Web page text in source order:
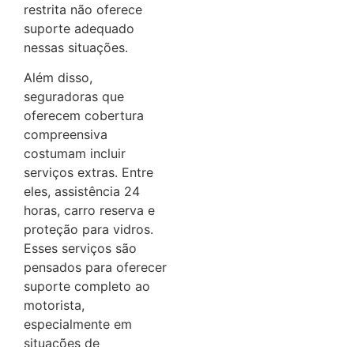
restrita não oferece
suporte adequado
nessas situações.
Além disso,
seguradoras que
oferecem cobertura
compreensiva
costumam incluir
serviços extras. Entre
eles, assistência 24
horas, carro reserva e
proteção para vidros.
Esses serviços são
pensados para oferecer
suporte completo ao
motorista,
especialmente em
situações de